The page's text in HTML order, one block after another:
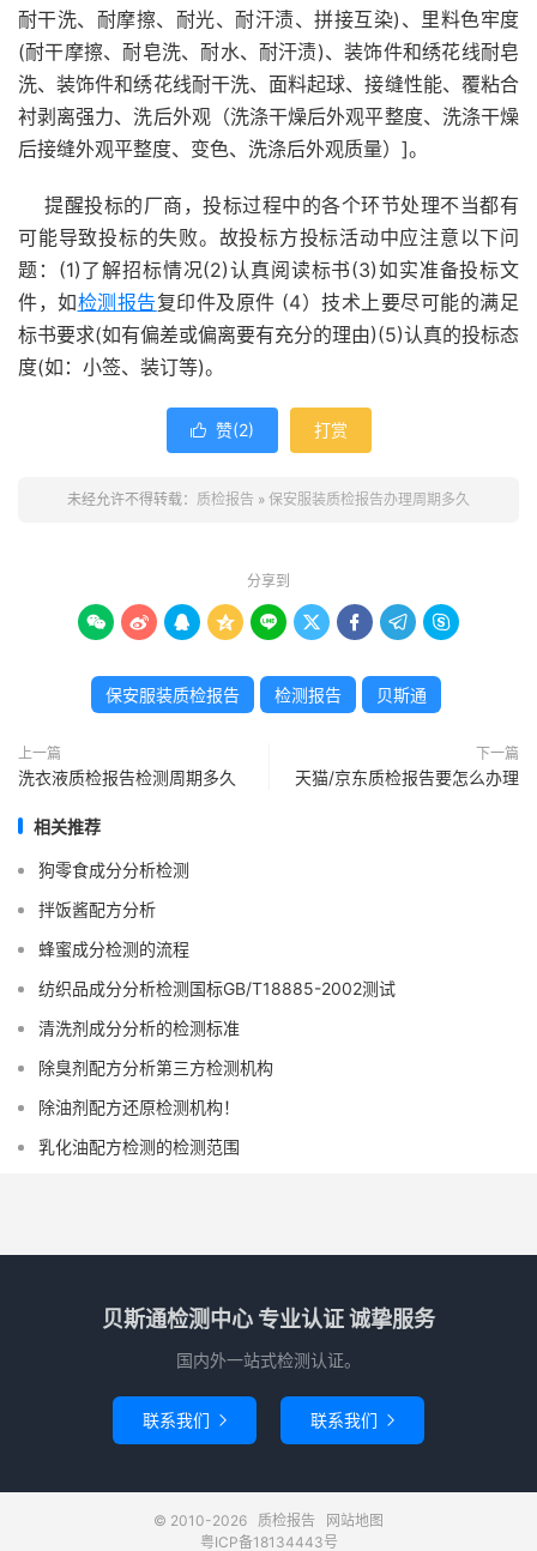
耐干洗、耐摩擦、耐光、耐汗渍、拼接互染)、里料色牢度
(耐干摩擦、耐皂洗、耐水、耐汗渍)、装饰件和绣花线耐皂
洗、装饰件和绣花线耐干洗、面料起球、接缝性能、覆粘合
衬剥离强力、洗后外观（洗涤干燥后外观平整度、洗涤干燥
后接缝外观平整度、变色、洗涤后外观质量）]。
提醒投标的厂商，投标过程中的各个环节处理不当都有
可能导致投标的失败。故投标方投标活动中应注意以下问
题：(1)了解招标情况(2)认真阅读标书(3)如实准备投标文
件，如检测报告复印件及原件 (4）技术上要尽可能的满足
标书要求(如有偏差或偏离要有充分的理由)(5)认真的投标态
度(如：小签、装订等)。
 赞(2) 打赏
未经允许不得转载： 质检报告 » 保安服装质检报告办理周期多久
分享到
        
保安服装质检报告 检测报告 贝斯通
上一篇
洗衣液质检报告检测周期多久
下一篇
天猫/京东质检报告要怎么办理
相关推荐
狗零食成分分析检测
拌饭酱配方分析
蜂蜜成分检测的流程
纺织品成分分析检测国标GB/T18885-2002测试
清洗剂成分分析的检测标准
除臭剂配方分析第三方检测机构
除油剂配方还原检测机构！
乳化油配方检测的检测范围
贝斯通检测中心 专业认证 诚挚服务
国内外一站式检测认证。
联系我们  联系我们 
© 2010-2026 质检报告
网站地图
粤ICP备18134443号